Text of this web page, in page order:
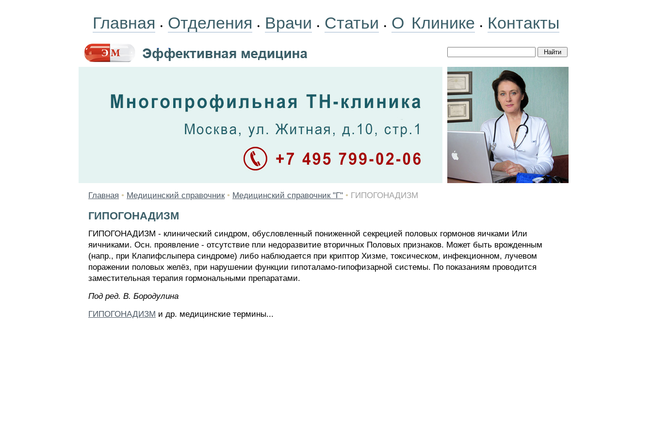
Главная • Отделения • Врачи • Статьи • О Клинике • Контакты
Главная • Медицинский справочник • Медицинский справочник "Г" • ГИПОГОНАДИЗМ
ГИПОГОНАДИЗМ
ГИПОГОНАДИЗМ - клинический синдром, обусловленный пониженной секрецией половых гормонов яичками Или
яичниками. Осн. проявление - отсутствие пли недоразвитие вторичных Половых признаков. Может быть врожденным
(напр., при Клапифслыпера синдроме) либо наблюдается при криптор Хизме, токсическом, инфекционном, лучевом
поражении половых желёз, при нарушении функции гипоталамо-гипофизарной системы. По показаниям проводится
заместительная терапия гормональными препаратами.
Пoд peд. B. Бopoдyлинa
ГИПОГОНАДИЗМ и др. медицинские термины...